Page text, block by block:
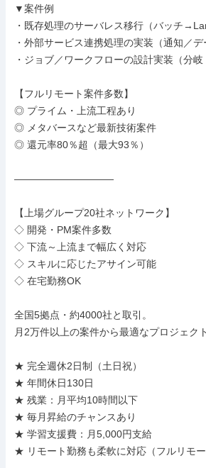
▼案件例
・既存処理のサーバレス移行（バッチ
・外部サービス連携処理の実装（通知／デ
・ジョブ／ワークフローの設計実装（分岐
【フルリモート案件多数】
◎ プライム・上流工程あり
◎ メタバースなど最新技術案件
◎ 還元率80％超（最大93％）
――――――――――
【上場グループ20社ネットワーク】
◇ 開発・PM案件多数
◇ 下流～上流まで幅広く対応
◇ スキルに応じたアサイン可能
◇ 在宅勤務OK
全国5拠点・約4000社と取引。
月2万件以上の案件から最適なプロジェク
★ 完全週休2日制（土日祝）
★ 年間休日130日
★ 残業：月平均10時間以下
★ 毎月昇給のチャンスあり
★ 学習支援費：月5,000円支給
★ リモート勤務も柔軟に対応（フルリモー